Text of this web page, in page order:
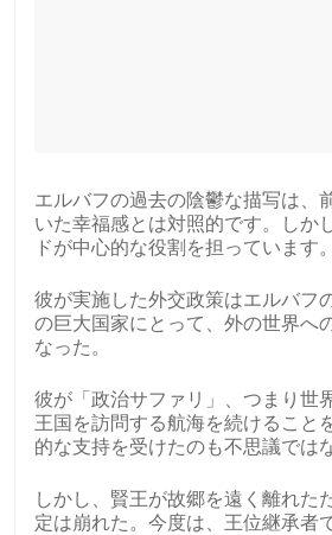
エルバフの過去の陰鬱な描写は、
いた幸福感とは対照的です。しか
ドが中心的な役割を担っています。
彼が実施した外交政策はエルバフ
の巨大国家にとって、外の世界へ
なった。
彼が「政治サファリ」、つまり世
王国を訪問する航海を続けること
的な支持を受けたのも不思議では
しかし、賢王が故郷を遠く離れた
定は崩れた。今度は、王位継承者